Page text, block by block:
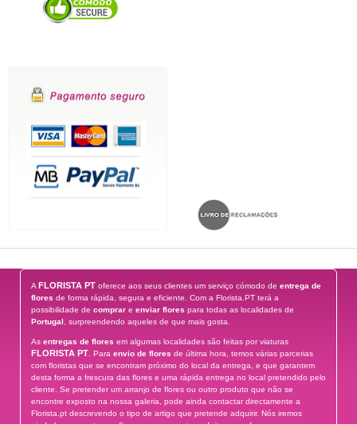
A FLORISTA PT oferece aos seus clientes um serviço cómodo de entrega de
flores de forma rápida, segura e eficiente. Com a Florista.PT terá a
possibilidade de comprar e enviar flores para todas as localidades de
Portugal , surpreendendo aqueles de que mais gosta.
As entregas de flores em algumas localidades são feitas por viaturas
FLORISTA PT . Para envio de flores de última hora, temos várias parcerias
com floristas que se encontram próximo do local da entrega, e que garantem
desta forma a frescura das flores e uma rápida entrega no local pretendido pelo
cliente. Se pretender um arranjo de flores ou outro produto que não se
encontre exposto na nossa galeria, pode ainda contactar directamente a
Florista.pt descrevendo o tipo de artigo que pretende adquirir. Nós iremos